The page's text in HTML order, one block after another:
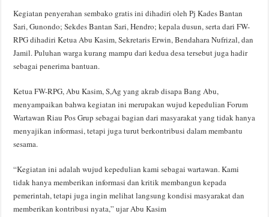
Kegiatan penyerahan sembako gratis ini dihadiri oleh Pj Kades Bantan
Sari, Gunondo; Sekdes Bantan Sari, Hendro; kepala dusun, serta dari FW-
RPG dihadiri Ketua Abu Kasim, Sekretaris Erwin, Bendahara Nufrizal, dan
Jamil. Puluhan warga kurang mampu dari kedua desa tersebut juga hadir
sebagai penerima bantuan.
Ketua FW-RPG, Abu Kasim, S,Ag yang akrab disapa Bang Abu,
menyampaikan bahwa kegiatan ini merupakan wujud kepedulian Forum
Wartawan Riau Pos Grup sebagai bagian dari masyarakat yang tidak hanya
menyajikan informasi, tetapi juga turut berkontribusi dalam membantu
sesama.
“Kegiatan ini adalah wujud kepedulian kami sebagai wartawan. Kami
tidak hanya memberikan informasi dan kritik membangun kepada
pemerintah, tetapi juga ingin melihat langsung kondisi masyarakat dan
memberikan kontribusi nyata,” ujar Abu Kasim